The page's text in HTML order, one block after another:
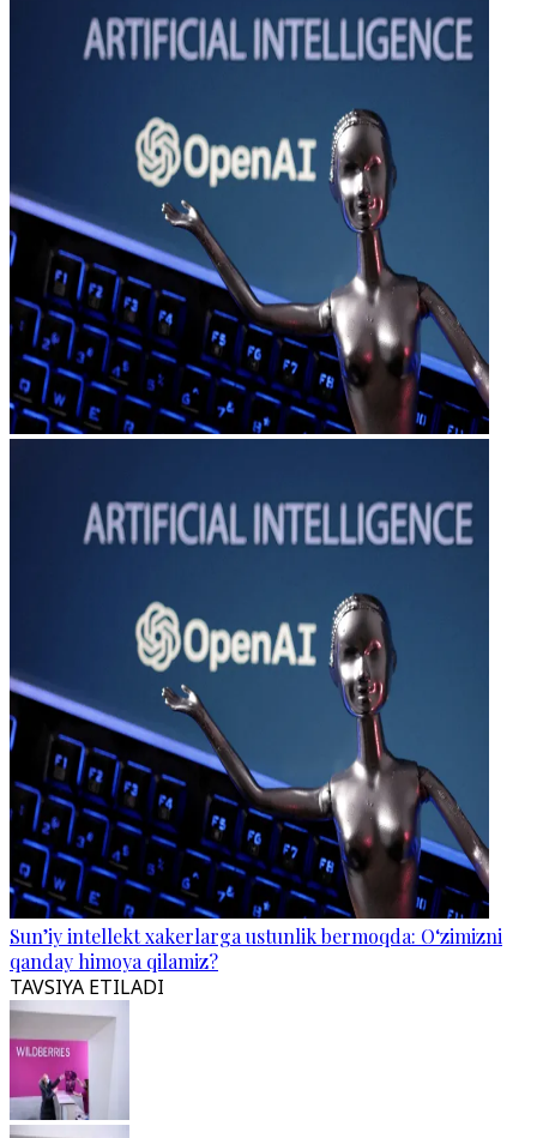
Sun’iy intellekt xakerlarga ustunlik bermoqda: O‘zimizni
qanday himoya qilamiz?
TAVSIYA ETILADI